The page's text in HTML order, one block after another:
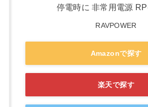
停電時に 非常用電源
RAVPOWER
Amazonで探す
楽天で探す